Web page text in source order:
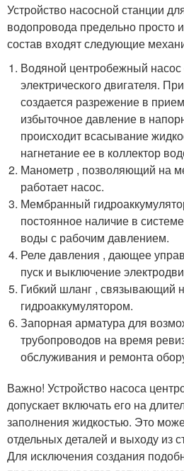
Устройство насосной станции
водопровода предельно просто
состав входят следующие
Водяной центробежный
электрического двигателя.
создается разрежение в
избыточное давление в
происходит всасывание
нагнетание ее в коллектор
Манометр , позволяющий на
работает насос.
Мембранный
постоянное наличие в
воды с рабочим давлением.
Реле давления , дающее
пуск и выключение
Гибкий шланг , связывающий
гидроаккумулятором.
Запорная арматура для
трубопроводов на время
обслуживания и ремонта
Важно! Устройство насоса
допускает включать его на
заполнения жидкостью. Это
отдельных деталей и выходу из
Для исключения создания